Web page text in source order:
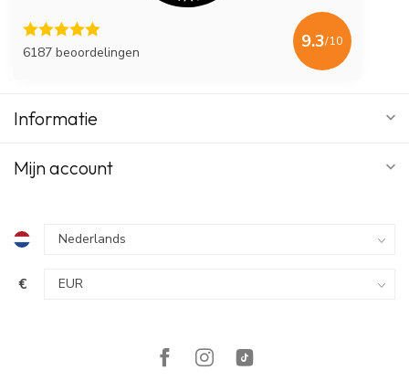
6187 beoordelingen
9.3/10
Informatie
Mijn account
€